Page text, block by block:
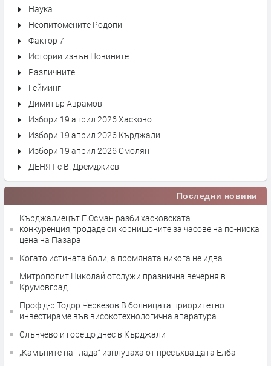
Наука
Неопитомените Родопи
Фактор 7
Истории извън Новините
Различните
Гейминг
Димитър Аврамов
Избори 19 април 2026 Хасково
Избори 19 април 2026 Кърджали
Избори 19 април 2026 Смолян
ДЕНЯТ с В. Дремджиев
Последни новини
Кърджалиецът Е.Осман разби хасковската
конкуренция,продаде си корнишоните за часове на по-ниска
цена на Пазара
Когато истината боли, а промяната никога не идва
Митрополит Николай отслужи празнична вечерня в
Крумовград
Проф.д-р Тодор Черкезов:В болницата приоритетно
инвестираме във високотехнологична апаратура
Слънчево и горещо днес в Кърджали
„Камъните на глада“ изплуваха от пресъхващата Елба